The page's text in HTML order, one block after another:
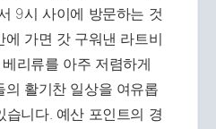
9시 사이에 방문하는 것
에 가면 갓 구워낸 라트비
리류를 아주 저렴하게
의 활기찬 일상을 여유롭
습니다. 예산 포인트의 경